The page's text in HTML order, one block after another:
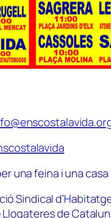
una feina i una
Sindical
de